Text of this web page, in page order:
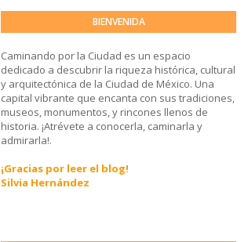
BIENVENIDA
Caminando por la Ciudad es un espacio
dedicado a descubrir la riqueza histórica, cultural
y arquitectónica de la Ciudad de México. Una
capital vibrante que encanta con sus tradiciones,
museos, monumentos, y rincones llenos de
historia. ¡Atrévete a conocerla, caminarla y
admirarla!.
¡Gracias por leer el blog!
Silvia Hernández